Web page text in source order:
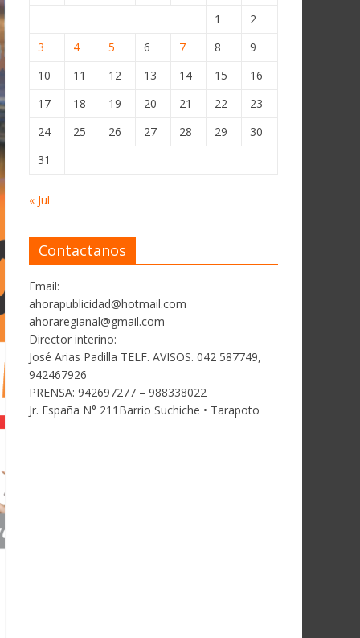
1
2
3
4 5 6 7 8
9
10
11 12 13 14 15
16
17
18 19 20 21 22
23
24
25 26 27 28 29
30
31
« Jul
Contactanos
Email:
ahorapublicidad@hotmail.com
ahoraregianal@gmail.com
Director interino:
José Arias Padilla TELF. AVISOS. 042 587749,
942467926
PRENSA: 942697277 – 988338022
Jr. España N° 211Barrio Suchiche • Tarapoto